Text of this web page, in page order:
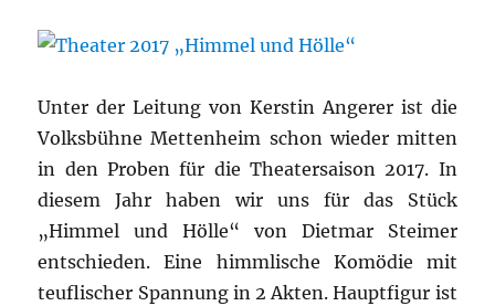
Unter der Leitung von Kerstin Angerer ist die
Volksbühne Mettenheim schon wieder mitten
in den Proben für die Theatersaison 2017. In
diesem Jahr haben wir uns für das Stück
„Himmel und Hölle“ von Dietmar Steimer
entschieden. Eine himmlische Komödie mit
teuflischer Spannung in 2 Akten. Hauptfigur ist